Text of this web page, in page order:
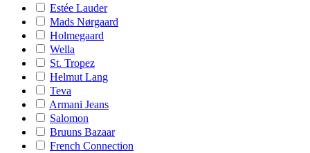
Estée Lauder
Mads Nørgaard
Holmegaard
Wella
St. Tropez
Helmut Lang
Teva
Armani Jeans
Salomon
Bruuns Bazaar
French Connection